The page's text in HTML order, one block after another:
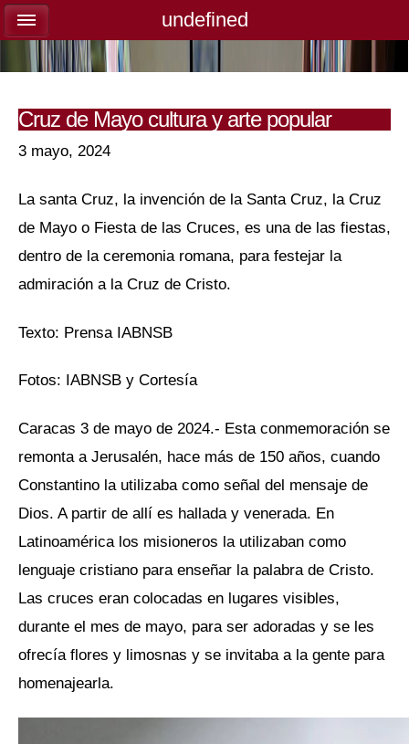
Cruz de Mayo cultura y arte popular
3 mayo, 2024
La santa Cruz, la invención de la Santa Cruz, la Cruz
de Mayo o Fiesta de las Cruces, es una de las fiestas,
dentro de la ceremonia romana, para festejar la
admiración a la Cruz de Cristo.
Texto: Prensa IABNSB
Fotos: IABNSB y Cortesía
Caracas 3 de mayo de 2024.- Esta conmemoración se
remonta a Jerusalén, hace más de 150 años, cuando
Constantino la utilizaba como señal del mensaje de
Dios. A partir de allí es hallada y venerada. En
Latinoamérica los misioneros la utilizaban como
lenguaje cristiano para enseñar la palabra de Cristo.
Las cruces eran colocadas en lugares visibles,
durante el mes de mayo, para ser adoradas y se les
ofrecía flores y limosnas y se invitaba a la gente para
homenajearla.
undefined
undefined